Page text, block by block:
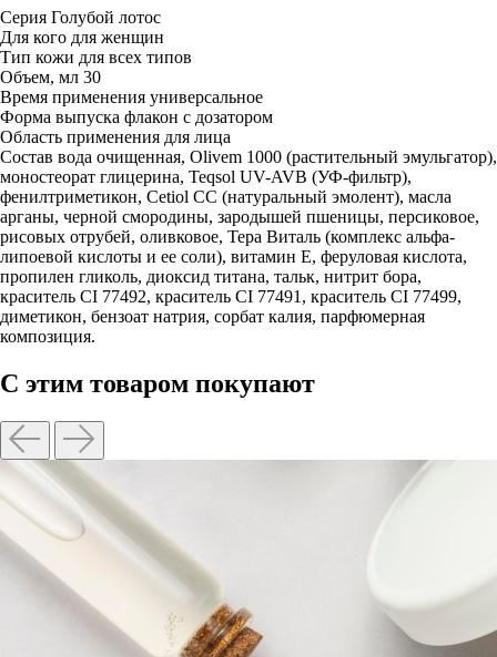
Серия Голубой лотос
Для кого для женщин
Тип кожи для всех типов
Объем, мл 30
Время применения универсальное
Форма выпуска флакон с дозатором
Область применения для лица
Состав вода очищенная, Olivem 1000 (растительный эмульгатор),
моностеорат глицерина, Teqsol UV-AVB (УФ-фильтр),
фенилтриметикон, Cetiol CC (натуральный эмолент), масла
арганы, черной смородины, зародышей пшеницы, персиковое,
рисовых отрубей, оливковое, Тера Виталь (комплекс альфа-
липоевой кислоты и ее соли), витамин Е, феруловая кислота,
пропилен гликоль, диоксид титана, тальк, нитрит бора,
краситель CI 77492, краситель CI 77491, краситель CI 77499,
диметикон, бензоат натрия, сорбат калия, парфюмерная
композиция.
С этим товаром покупают